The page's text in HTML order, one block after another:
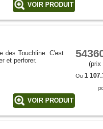
VOIR PRODUIT
des Touchline. C'est
et perforer.
(prix
Ou 1
VOIR PRODUIT